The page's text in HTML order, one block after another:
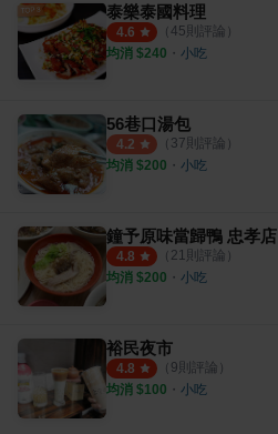
泰樂泰國料理
4.6 （ 45則評論）
均消 $240 ・ 小吃
56巷口湯包
4.2 （ 37則評論）
均消 $200 ・ 小吃
鐘予原味當歸鴨 忠孝店
4.8 （ 21則評論）
均消 $200 ・ 小吃
裕民夜市
4.8 （ 9則評論）
均消 $100 ・ 小吃